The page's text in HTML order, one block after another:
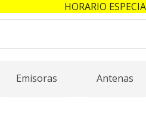
Emisoras Antenas
HORARIO